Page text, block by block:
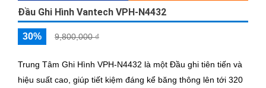
Đầu Ghi Hình Vantech VPH-N4432
30% 9,800,000 ₫
Trung Tâm Ghi Hình VPH-N4432 là một Đầu ghi tiên tiến và
hiệu suất cao, giúp tiết kiệm đáng kể băng thông lên tới 320